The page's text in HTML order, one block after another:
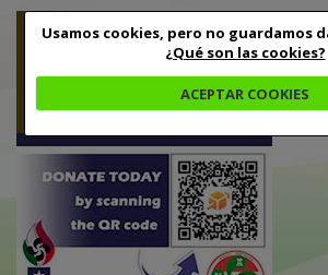
Usamos cookies, pero no guardamos
¿Qué son las cookies?
ACEPTAR COOKIES